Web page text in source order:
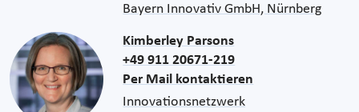
Bayern Innovativ GmbH, Nürnberg
Kimberley Parsons
+49 911 20671-219
Per Mail kontaktieren
Innovationsnetzwerk